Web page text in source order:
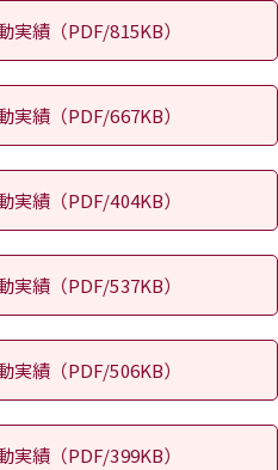
実績（PDF/815KB）
実績（PDF/667KB）
実績（PDF/404KB）
実績（PDF/537KB）
実績（PDF/506KB）
実績（PDF/399KB）